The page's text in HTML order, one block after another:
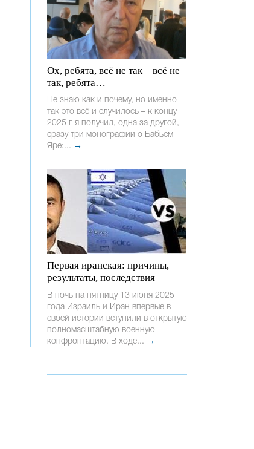
Ох, ребята, всё не так – всё не
так, ребята…
Не знаю как и почему, но именно
так это всё и случилось – к концу
2025 г я получил, одна за другой,
сразу три монографии о Бабьем
Яре:... →
Первая иранская: причины,
результаты, последствия
В ночь на пятницу 13 июня 2025
года Израиль и Иран впервые в
своей истории вступили в открытую
полномасштабную военную
конфронтацию. В ходе... →